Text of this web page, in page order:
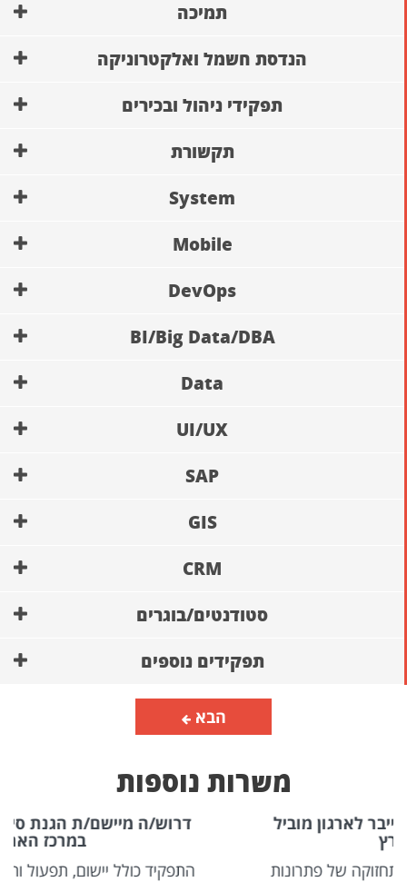
תמיכה
הנדסת חשמל ואלקטרוניקה
תפקידי ניהול ובכירים
תקשורת
System
Mobile
DevOps
BI/Big Data/DBA
Data
UI/UX
SAP
GIS
CRM
סטודנטים/בוגרים
תפקידים נוספים
הבא
משרות נוספות
דרוש/ה מיישם/ת הגנת סייבר לארגון מוביל
התפקיד כולל יישום, תפעול ותחזוקה של פתרונות